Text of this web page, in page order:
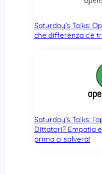
Saturday’s Talks:
che differenza c’è
Saturday’s Talks:
Dittatori? Empatia
prima ci salverà!